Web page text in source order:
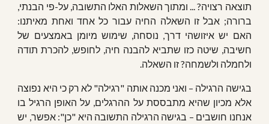
תוצאה רצויה? ... ומתוך השאלות האלו התשובה, על-פי הבנתי,
ברורה; אבל זו השאלה החיה עבור כל אחד ואחת מאיתנו:
האם יש איזושהי דרך, נוסחה, שימוש מיומן באמצעים של
חשיבה, שיטה כזו שתביא להבנה חיה, לחופש, להכרת תודה
ולחמלה ולשמחה? זו השאלה.
בגישה הרגילה – ואני מכנה אותה "רגילה" לא רק כי היא נפוצה
אלא מכיון שהיא מתבססת על ההרגלים, על האופן הרגיל בו
אנחנו חושבים – בגישה הרגילה התשובה היא "כן": אפשר, יש